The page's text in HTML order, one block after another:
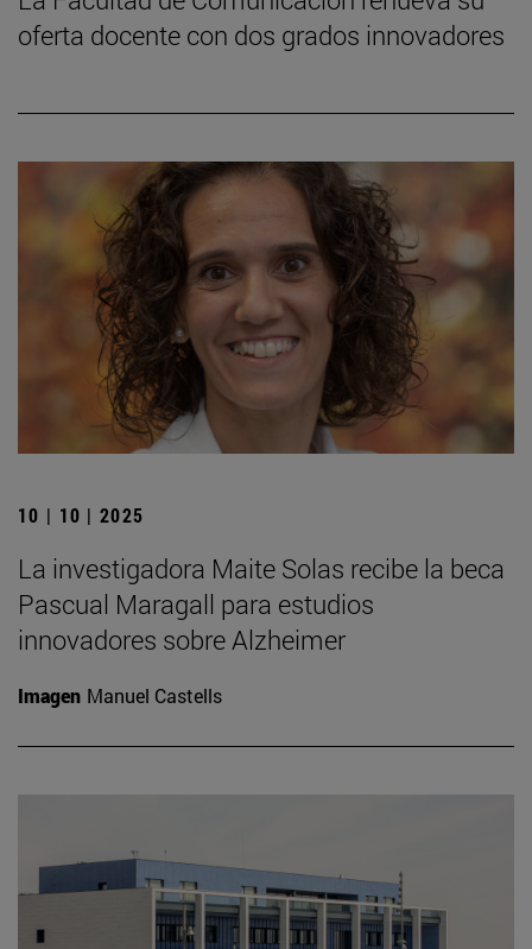
oferta docente con dos grados innovadores
10 | 10 | 2025
La investigadora Maite Solas recibe la beca
Pascual Maragall para estudios
innovadores sobre Alzheimer
Imagen Manuel Castells